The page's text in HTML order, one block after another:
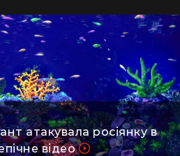
атакувала росіянку в
відео